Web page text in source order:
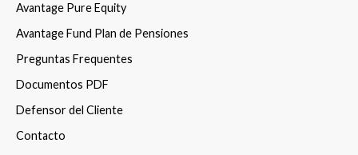
Avantage Pure Equity
Avantage Fund Plan de Pensiones
Preguntas Frequentes
Documentos PDF
Defensor del Cliente
Contacto